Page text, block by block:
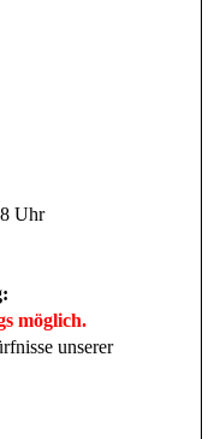
Uhr
möglich.
unserer